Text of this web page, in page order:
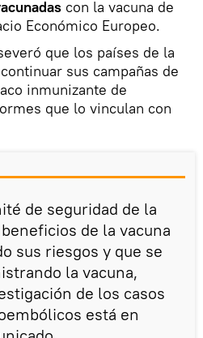
con la vacuna de
Económico Europeo.
que los países de la
sus campañas de
inmunizante de
que lo vinculan con
de seguridad de la
de la vacuna
sus riesgos y que se
la vacuna,
de los casos
está en